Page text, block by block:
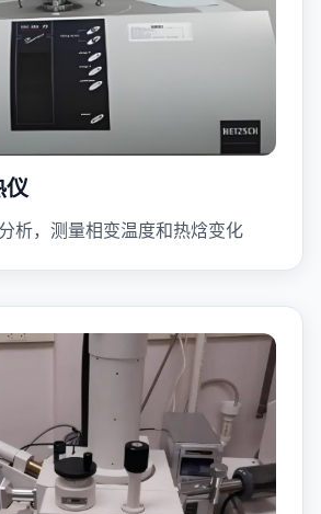
仪
析，测量相变温度和热焓变化